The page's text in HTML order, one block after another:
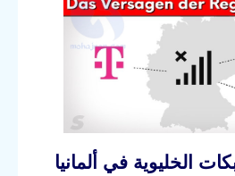
الخليوية في ألمانيا